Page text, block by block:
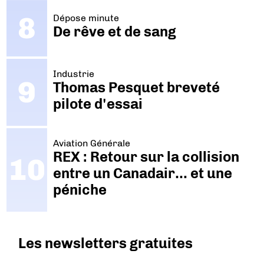
Dépose minute
De rêve et de sang
Industrie
Thomas Pesquet breveté
pilote d'essai
Aviation Générale
REX : Retour sur la collision
entre un Canadair… et une
péniche
Les newsletters gratuites